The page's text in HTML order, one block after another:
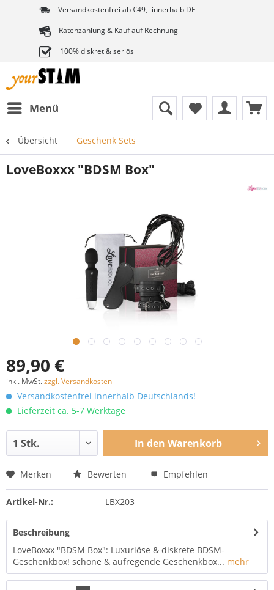
Versandkostenfrei ab €49,- innerhalb DE
Ratenzahlung & Kauf auf Rechnung
100% diskret & seriös
Menü
Übersicht Geschenk Sets
LoveBoxxx "BDSM Box"
89,90 €
inkl. MwSt.zzgl. Versandkosten
Versandkostenfrei innerhalb Deutschlands!
Lieferzeit ca. 5-7 Werktage
In den Warenkorb
Merken Bewerten Empfehlen
Artikel-Nr.: LBX203
Beschreibung
LoveBoxxx "BDSM Box": Luxuriöse & diskrete BDSM-
Geschenkbox! schöne & aufregende Geschenkbox... mehr